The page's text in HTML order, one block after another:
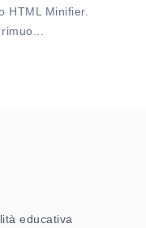
HTML Minifier.
educativa